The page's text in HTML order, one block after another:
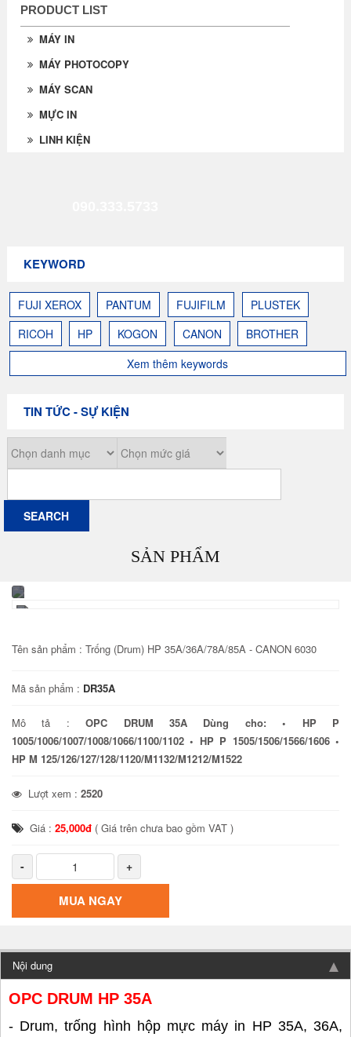
PRODUCT LIST
MÁY IN
MÁY PHOTOCOPY
MÁY SCAN
MỰC IN
LINH KIỆN
KEYWORD
FUJI XEROX PANTUM FUJIFILM
PLUSTEK
RICOH
HP KOGON CANON
BROTHER
Xem thêm keywords
TIN TỨC - SỰ KIỆN
SẢN PHẨM
Tên sản phẩm : Trống (Drum) HP 35A/36A/78A/85A - CANON 6030
Mã sản phẩm : DR35A
Mô tả :OPC DRUM 35A Dùng cho: • HP P
1005/1006/1007/1008/1066/1100/1102 • HP P 1505/1506/1566/1606 •
HP M 125/126/127/128/1120/M1132/M1212/M1522
Lượt xem : 2520
Giá : 25,000đ ( Giá trên chưa bao gồm VAT )
- +
MUA NGAY
Nội dung
OPC DRUM HP 35A
- Drum, trống hình hộp mực máy in HP 35A, 36A,